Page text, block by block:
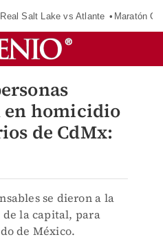
Real Salt Lake vs Atlante Maratón
homicidio
de CdMx:
se dieron a la
la capital, para
de México.